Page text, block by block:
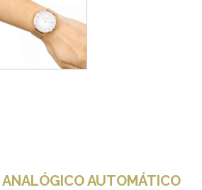
AUTOMÁTICO